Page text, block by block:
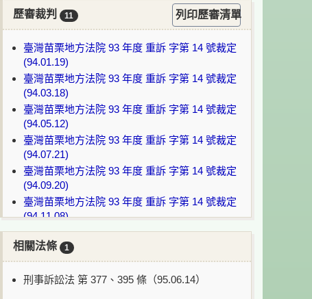
歷審裁判 11 列印歷審清單
臺灣苗栗地方法院 93 年度 重訴 字第 14 號裁定
(94.01.19)
臺灣苗栗地方法院 93 年度 重訴 字第 14 號裁定
(94.03.18)
臺灣苗栗地方法院 93 年度 重訴 字第 14 號裁定
(94.05.12)
臺灣苗栗地方法院 93 年度 重訴 字第 14 號裁定
(94.07.21)
臺灣苗栗地方法院 93 年度 重訴 字第 14 號裁定
(94.09.20)
臺灣苗栗地方法院 93 年度 重訴 字第 14 號裁定
(94.11.08)
臺灣苗栗地方法院 93 年度 重訴 字第 14 號裁定
(95.01.24)
臺灣苗栗地方法院 93 年度 重訴 字第 14 號判決
(95.02.07)
相關法條 1
刑事訴訟法 第 377、395 條（95.06.14）